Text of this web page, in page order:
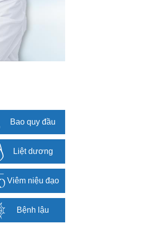
Bao quy đầu
Liệt dương
Viêm niệu đạo
Bệnh lậu